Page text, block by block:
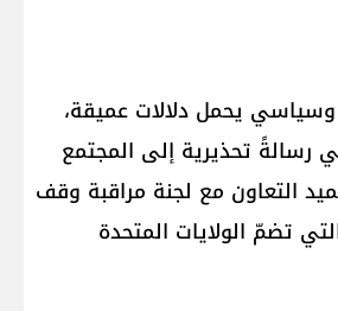
يحمل دلالات عميقة،
رسالةً تحذيرية إلى المجتمع
التعاون مع لجنة مراقبة وقف
تضمّ الولايات المتحدة